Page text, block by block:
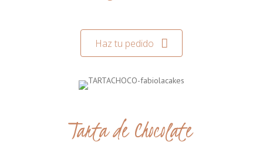
Haz tu pedido
Tarta de Chocolate